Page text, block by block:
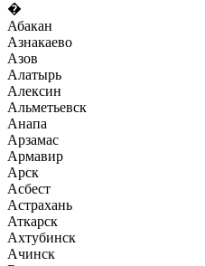
�
Абакан
Азнакаево
Азов
Алатырь
Алексин
Альметьевск
Анапа
Арзамас
Армавир
Арск
Асбест
Астрахань
Аткарск
Ахтубинск
Ачинск